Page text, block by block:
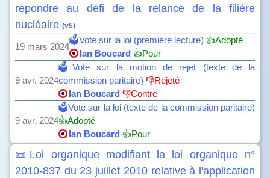
répondre au défi de la relance de la filière
nucléaire (v5)
19 mars 2024
🗳️Vote sur la loi (première lecture) 👍Adopté
Ian Boucard 👍Pour
9 avr. 2024
🗳️Vote sur la motion de rejet (texte de la
commission paritaire) 👎Rejeté
Ian Boucard 👎Contre
9 avr. 2024
🗳️Vote sur la loi (texte de la commission paritaire)
👍Adopté
Ian Boucard 👍Pour
📜Loi organique modifiant la loi organique n°
2010-837 du 23 juillet 2010 relative à l'application